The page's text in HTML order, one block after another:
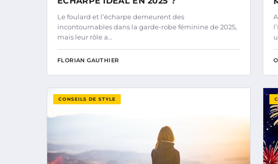
Le foulard et l’écharpe demeurent des
incontournables dans la garde-robe féminine de 2025,
mais leur rôle a…
FLORIAN GAUTHIER
CONSEILS DE STYLE